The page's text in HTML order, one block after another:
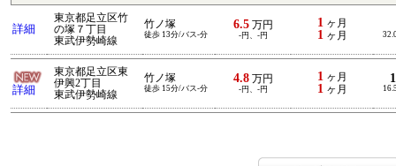
詳細
東京都足立区竹
の塚７丁目
東武伊勢崎線
竹ノ塚
徒歩 13分/バス-分
6.5万円
-円、-円
1 ヶ月
1 ヶ月
詳細
東京都足立区東
伊興2丁目
東武伊勢崎線
竹ノ塚
徒歩 15分/バス-分
4.8万円
-円、-円
1 ヶ月
1 ヶ月